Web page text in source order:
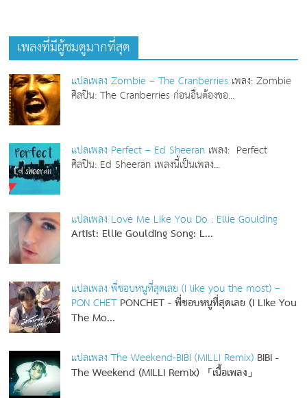
เพลงที่มีผู้ชมดูมากที่สุด
แปลเพลง Zombie – The Cranberries เพลง: Zombie
ศิลปิน: The Cranberries ก่อนอื่นต้องขอ...
แปลเพลง Perfect – Ed Sheeran เพลง: Perfect
ศิลปิน: Ed Sheeran เพลงนี้เป็นเพลง...
แปลเพลง Love Me Like You Do : Ellie Goulding
Artist: Ellie GouldingSong: L...
แปลเพลง พี่ชอบหนูที่สุดเลย (I like you the most) –
PON CHET PONCHET - พี่ชอบหนูที่สุดเลย (I Like You
The Mo...
แปลเพลง The Weekend-BIBI (MILLI Remix) BIBI -
The Weekend (MILLI Remix) 「เนื้อเพลง」